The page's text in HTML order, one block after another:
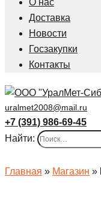
О нас
Доставка
Новости
Госзакупки
Контакты
uralmet2008@mail.ru
+7 (391) 986-69-45
Найти:
Главная » Магазин »